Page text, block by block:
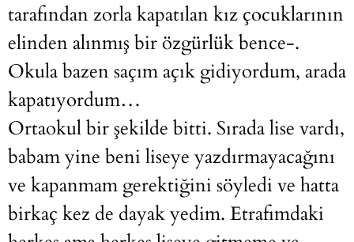
tarafından zorla kapatılan kız çocuklarının
elinden alınmış bir özgürlük bence-.
Okula bazen saçım açık gidiyordum, arada
kapatıyordum…
Ortaokul bir şekilde bitti. Sırada lise vardı,
babam yine beni liseye yazdırmayacağını
ve kapanmam gerektiğini söyledi ve hatta
birkaç kez de dayak yedim. Etrafımdaki